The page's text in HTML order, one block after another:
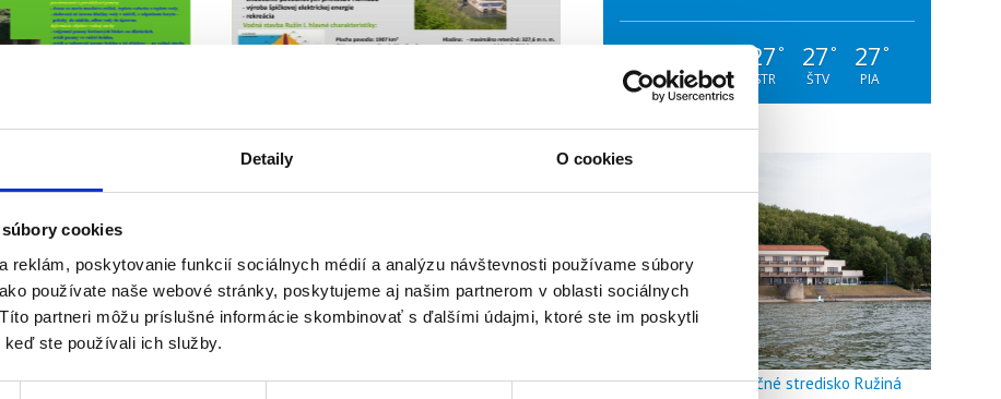
Detaily O cookies
cookies
reklám, poskytovanie funkcií sociálnych médií a analýzu návštevnosti používame súbory
používate naše webové stránky, poskytujeme aj našim partnerom v oblasti sociálnych
partneri môžu príslušné informácie skombinovať s ďalšími údajmi, ktoré ste im poskytli
ste používali ich služby.
°
PON
°
UTO
27 °
STR
27 °
ŠTV
27 °
PIA
Doškoľovacie a rekreačné stredisko Ružiná